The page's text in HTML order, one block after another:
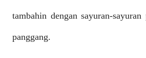
tambahin dengan sayuran-
panggang.